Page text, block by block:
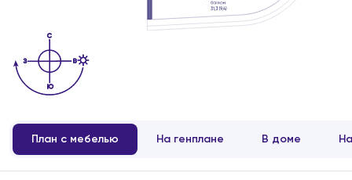
План с мебелью На генплане В доме